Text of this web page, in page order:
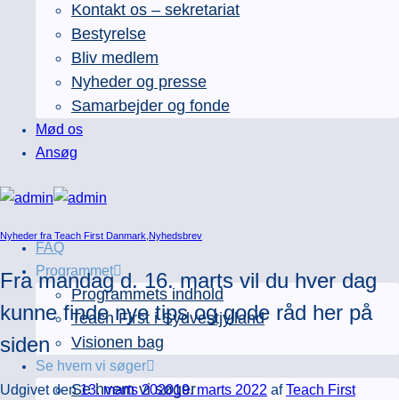
Kontakt os – sekretariat
Bestyrelse
Bliv medlem
Nyheder og presse
Samarbejder og fonde
Mød os
Ansøg
FAQ
Programmet
Programmets indhold
Teach First i Sydvestjylland
Visionen bag
Se hvem vi søger
Se hvem vi søger
Nyheder fra Teach First Danmark Nyhedsbrev
Fra mandag d. 16. marts vil du hver dag
kunne finde nye tips og gode råd her på
siden
Udgivet den13. marts 202019. marts 2022 afTeach First